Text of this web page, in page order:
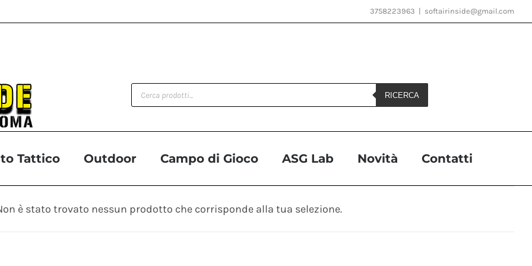
3758223963 softairinside@gmail.com
Products
search
RICERCA
Tattico Outdoor Campo di Gioco ASG Lab Novità Contatti
è stato trovato nessun prodotto che corrisponde alla tua selezione.